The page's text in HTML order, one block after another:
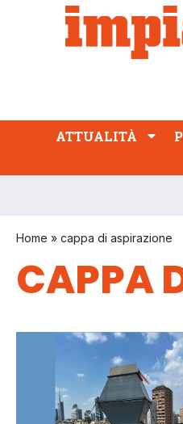
ATTUALITÀ
PROFESSIONE
ATTUALITÀ
Home » cappa di aspirazione
CAPPA